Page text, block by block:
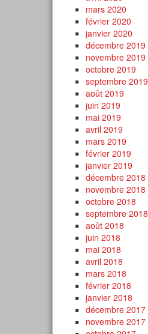
mars 2020
février 2020
janvier 2020
décembre 2019
novembre 2019
octobre 2019
septembre 2019
août 2019
juin 2019
mai 2019
avril 2019
mars 2019
février 2019
janvier 2019
décembre 2018
novembre 2018
octobre 2018
septembre 2018
août 2018
juin 2018
mai 2018
avril 2018
mars 2018
février 2018
janvier 2018
décembre 2017
novembre 2017